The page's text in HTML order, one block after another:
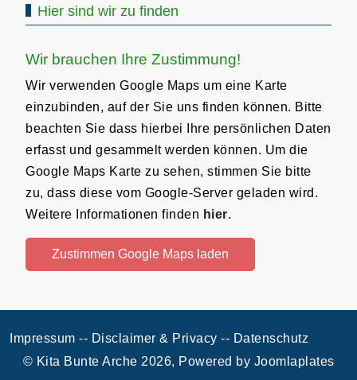
Hier sind wir zu finden
Wir brauchen Ihre Zustimmung!
Wir verwenden Google Maps um eine Karte
einzubinden, auf der Sie uns finden können. Bitte
beachten Sie dass hierbei Ihre persönlichen Daten
erfasst und gesammelt werden können. Um die
Google Maps Karte zu sehen, stimmen Sie bitte
zu, dass diese vom Google-Server geladen wird.
Weitere Informationen finden hier.
Zustimmen Google Maps laden
Impressum -- Disclaimer & Privacy -- Datenschutz
© Kita Bunte Arche 2026, Powered by Joomlaplates